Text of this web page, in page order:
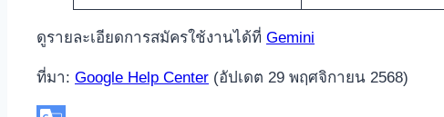
ดูรายละเอียดการสมัครใช้งานได้ที่ Gemini
ที่มา: Google Help Center (อัปเดต 29 พฤศจิกายน 2568)